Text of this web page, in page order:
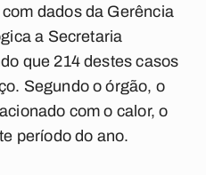
dados da Gerência
a Secretaria
que 214 destes casos
Segundo o órgão, o
com o calor, o
período do ano.